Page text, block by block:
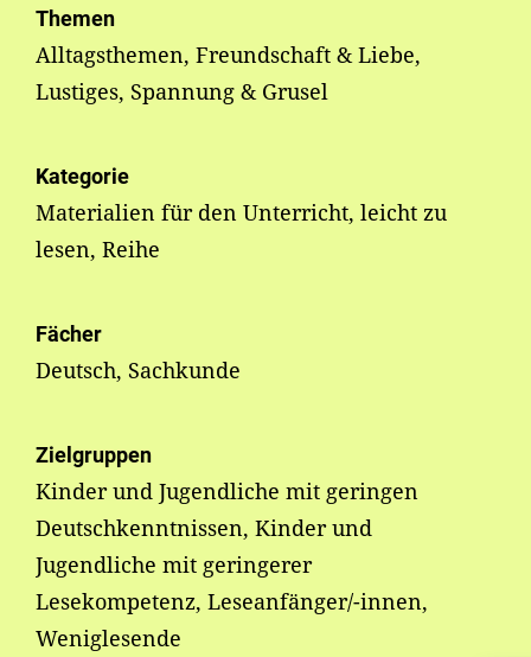
Themen
Alltagsthemen, Freundschaft & Liebe,
Lustiges, Spannung & Grusel
Kategorie
Materialien für den Unterricht, leicht zu
lesen, Reihe
Fächer
Deutsch, Sachkunde
Zielgruppen
Kinder und Jugendliche mit geringen
Deutschkenntnissen, Kinder und
Jugendliche mit geringerer
Lesekompetenz, Leseanfänger/-innen,
Weniglesende